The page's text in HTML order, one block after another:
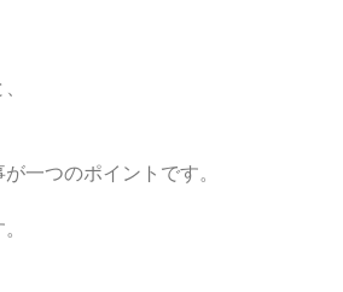
一つのポイントです。